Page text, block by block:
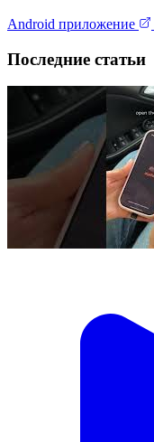
Android приложение
Последние статьи